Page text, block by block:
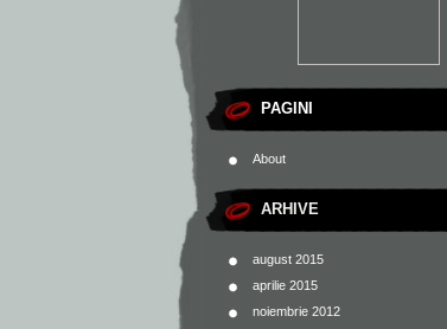
PAGINI
About
ARHIVE
august 2015
aprilie 2015
noiembrie 2012